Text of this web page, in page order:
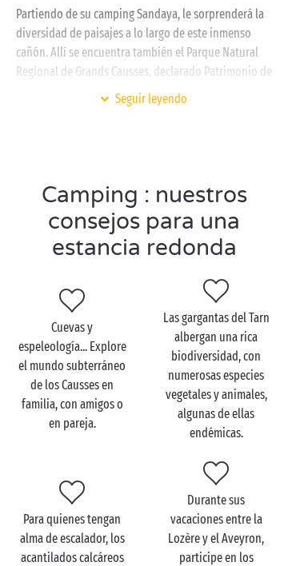
Partiendo de su camping Sandaya, le sorprenderá la
diversidad de paisajes a lo largo de este inmenso
cañón. Allí se encuentra también el Parque Natural
Regional de Grands Causses, declarado Patrimonio de
la Humanidad por la UNESCO. Por supuesto, tampoco
hay que olvidar al hermano pequeño de las
recuerdocon su familiao su media naranjaserán
memorables!
Cuando vaya de camping a la región deOccitania
aproveche la proximidad de las gargantas del Tarn
para darse un chapuzón. Le recomendamos
encarecidamente que admire el paisaje a bordo de
una canoa o un kayak... Levante la vista y podrá ver
el castillo de Peyrelade o el pueblo de Mostuéjouls.
Visite las gargantas del
Tarn en familia
He aquí un destino interesante para su próxima
estancia de camping familiar en el Aveyron: las
gargantas del Tarn. Sus hijos serán los primeros en
adorar este lugar. El programa incluye pícnic
junto al agua,senderismo
, escalada y, por supuesto,
Seguir leyendo
Camping : nuestros
consejos para una
estancia redonda
Cuevas y
espeleología... Explore
el mundo subterráneo
de los Causses en
familia, con amigos o
en pareja.
Las gargantas del Tarn
albergan una rica
biodiversidad, con
numerosas especies
vegetales y animales,
algunas de ellas
endémicas.
Para quienes tengan
alma de escalador, los
acantilados calcáreos
Durante sus
vacaciones entre la
Lozère y el Aveyron,
participe en los